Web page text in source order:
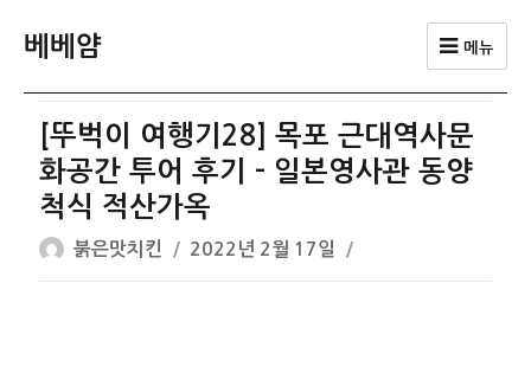
베베얌 메뉴
[뚜벅이 여행기28] 목포 근대역사문
화공간 투어 후기 – 일본영사관 동양
척식 적산가옥
글
쓴
붉은맛치킨
작
성
2022년 2월 17일